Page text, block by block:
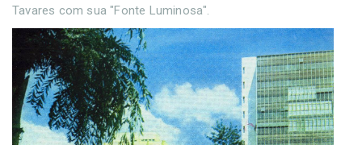
Tavares com sua "Fonte Luminosa".